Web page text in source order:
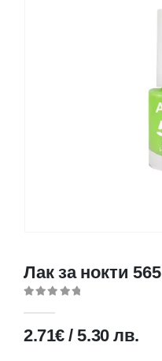
Лак за нокти 565
2.71€ /5.30лв.